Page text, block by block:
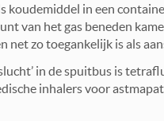
koudemiddel in een
van het gas beneden
net zo toegankelijk is als
in de spuitbus is
inhalers voor